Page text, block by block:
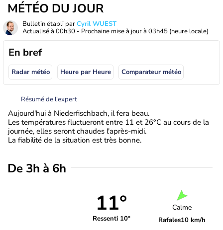
MÉTÉO DU JOUR
Bulletin établi parCyril WUEST
Actualisé à 00h30 - Prochaine mise à jour à 03h45 (heure locale)
En bref
Radar météo Heure par Heure Comparateur météo
Résumé de l’expert
Aujourd'hui à Niederfischbach, il fera beau.
Les températures fluctueront entre 11 et 26°C au cours de la
journée, elles seront chaudes l'après-midi.
La fiabilité de la situation est très bonne.
De 3h à 6h
11°
Ressenti 10°
Calme
Rafales10 km/h